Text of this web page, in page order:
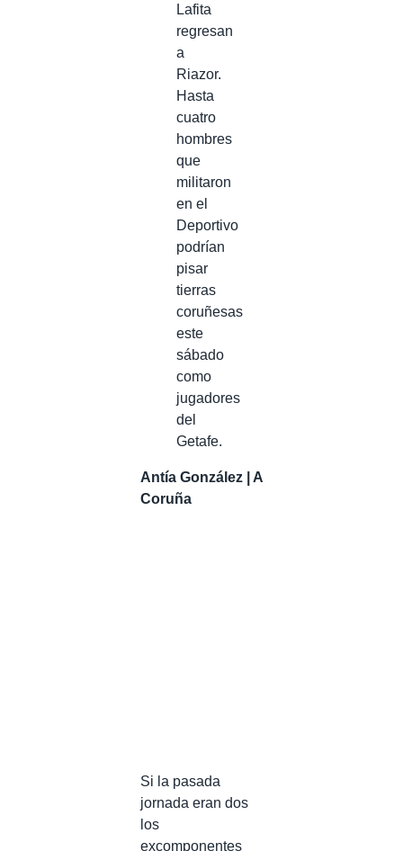
Lafita
regresan
a
Riazor.
Hasta
cuatro
hombres
que
militaron
en el
Deportivo
podrían
pisar
tierras
coruñesas
este
sábado
como
jugadores
del
Getafe.
Antía González | A
Coruña
Si la pasada
jornada eran dos
los
excomponentes